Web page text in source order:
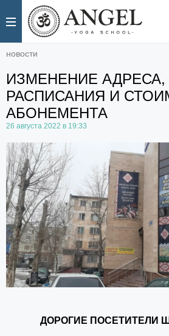
.
новости
ИЗМЕНЕНИЕ АДРЕСА,
РАСПИСАНИЯ И
АБОНЕМЕНТА
26 августа 2022 в 19:33
ДОРОГИЕ ПОСЕТИТЕЛИ